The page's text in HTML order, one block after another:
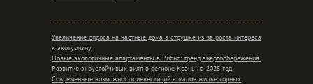
Увеличение спроса на частные дома в струшке из-за роста интереса
к экотуризму
Новые экологичные апартаменты в Рибно: тренд энергосбережения.
Развитие экоустойчивых вилл в регионе Крань на 2025 год
Современные возможности инвестиций в малое жилье горных